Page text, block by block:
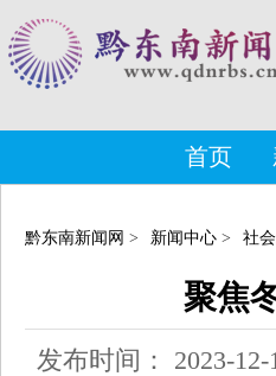
首页
黔东南新闻网 > 新闻中心 > 社
聚焦
发布时间： 2023-